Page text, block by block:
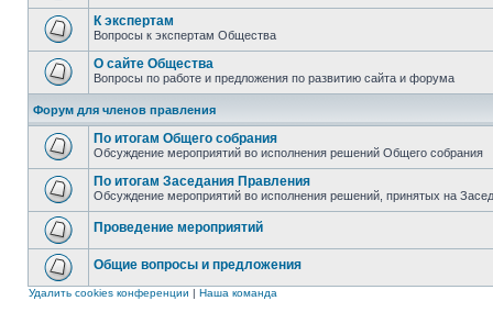
К экспертам
Вопросы к экспертам Общества
О сайте Общества
Вопросы по работе и предложения по развитию сайта и форума
Форум для членов правления
По итогам Общего собрания
Обсуждение мероприятий во исполнения решений Общего собрания
По итогам Заседания Правления
Обсуждение мероприятий во исполнения решений, принятых на
Проведение мероприятий
Общие вопросы и предложения
Удалить cookies конференции | Наша команда